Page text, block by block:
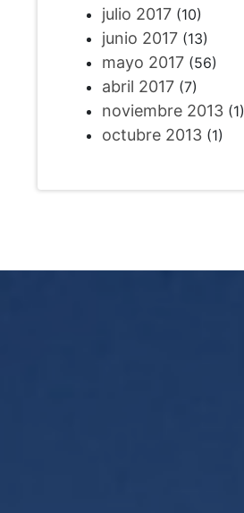
julio 2017(10)
junio 2017(13)
mayo 2017(56)
abril 2017(7)
noviembre 2013(1)
octubre 2013(1)